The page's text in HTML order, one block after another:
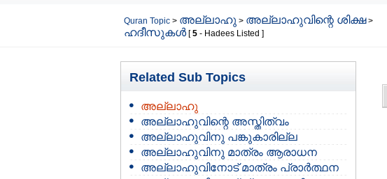
Quran Topic > അല്ലാഹു > അല്ലാഹുവിന്റെ ശിക്ഷ >
ഹദീസുകള്‍ [5 - Hadees Listed ]
Related Sub Topics
അല്ലാഹു
അല്ലാഹുവിന്റെ അസ്തിത്വം
അല്ലാഹുവിനു പങ്കുകാരില്ല
അല്ലാഹുവിനു മാത്രം ആരാധന
അല്ലാഹുവിനോട് മാത്രം പ്രാര്‍ത്ഥന